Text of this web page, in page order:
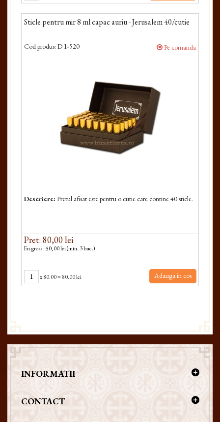
Sticle pentru mir 8 ml capac auriu - Jerusalem 40/cutie
Cod produs: D 1-520 Pe comanda
Descriere: Pretul afisat este pentru o cutie care contine 40 sticle.
Pret: 80,00 lei
En-gross : 50,00 lei (min. 3 buc.)
x80.00= 80.00 lei Adauga in cos
INFORMATII
CONTACT